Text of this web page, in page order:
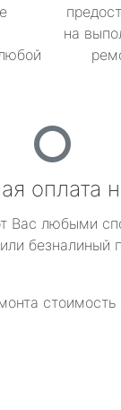
на
оплата
Вас любыми
безналиный
стоимость